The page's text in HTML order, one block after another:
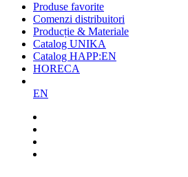
Produse favorite
Comenzi distribuitori
Producție & Materiale
Catalog UNIKA
Catalog HAPP:EN
HORECA
EN